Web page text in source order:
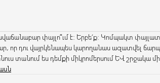
փայլո՞ւմ է: Երբե՛ք: Կոմպակտ
որ դու վայրկենապես կարողանաս ազատվել
տանում ես դեմքի միկրոմերսում և շրջակա
է բազմակի օգտագործման համար և